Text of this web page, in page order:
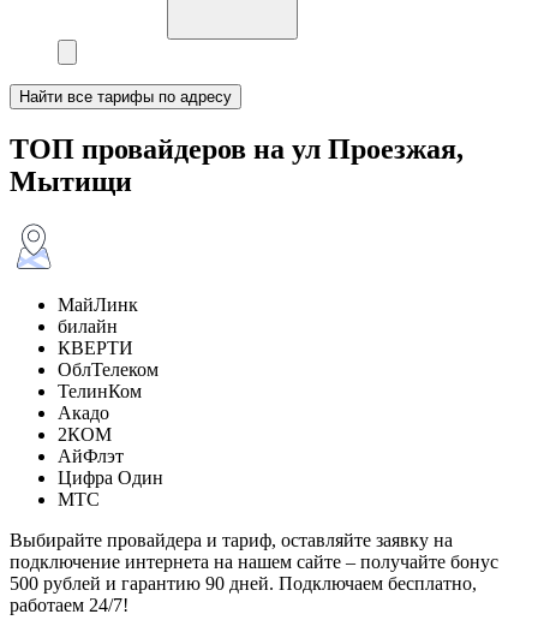
Найти все тарифы по адресу
ТОП провайдеров на ул Проезжая,
Мытищи
МайЛинк
билайн
КВЕРТИ
ОблТелеком
ТелинКом
Акадо
2КОМ
АйФлэт
Цифра Один
МТС
Выбирайте провайдера и тариф, оставляйте заявку на
подключение интернета на нашем сайте – получайте бонус
500 рублей и гарантию 90 дней. Подключаем бесплатно,
работаем 24/7!